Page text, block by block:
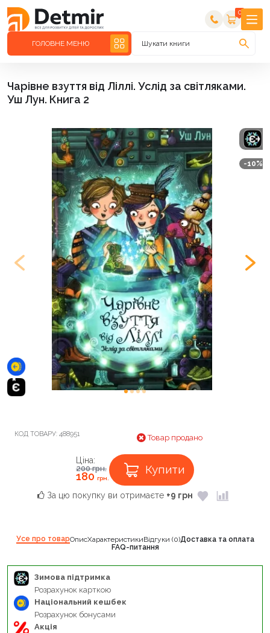
0
ГОЛОВНЕ МЕНЮ Шукати книги
Чарівне взуття від Ліллі. Услід за світляками.
Уш Лун. Книга 2
-10%
КОД ТОВАРУ: 488951 Товар продано
Ціна:
200грн.
180грн.
Купити
За цю покупку ви отримаєте +9 грн
Усе про товарОписХарактеристикиВідгуки (0)Доставка та оплата
FAQ-питання
Зимова підтримка
Розрахунок карткою
Національний кешбек
Розрахунок бонусами
Акція